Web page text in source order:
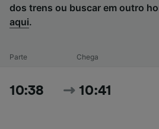
dos trens ou buscar em outro
aqui.
Parte Chega
10:38 10:41